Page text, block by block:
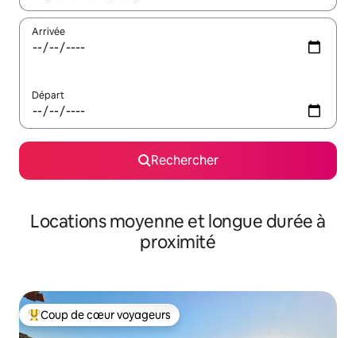
Arrivée
Départ
Rechercher
Locations moyenne et longue durée à
proximité
Coups de cœur voyageurs les plus appréciés
Coup de cœur voyageurs